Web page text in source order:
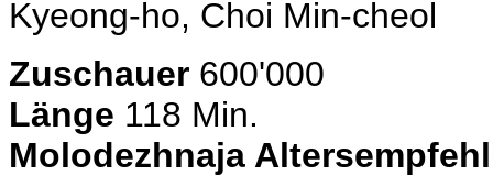
Kyeong-ho, Choi Min-cheol
Zuschauer 600'000
Länge 118 Min.
Molodezhnaja